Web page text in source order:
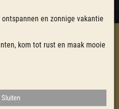
e-mailadres in en klik op
en zonnige vakantie
kom tot rust en maak mooie
Sluiten